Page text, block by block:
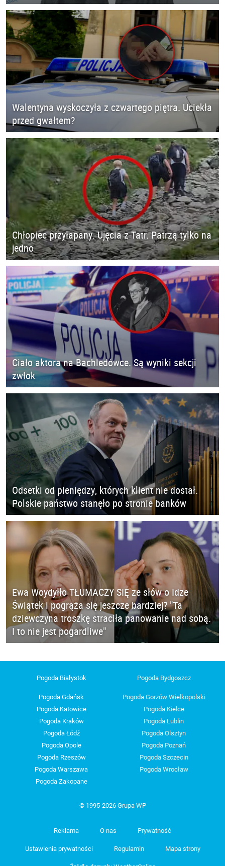
Walentyna wyskoczyła z czwartego piętra. Uciekła
przed gwałtem?
Chłopiec przyłapany. Ujęcia z Tatr. Patrzą tylko na
jedno
Ciało aktora na Bachledówce. Są wyniki sekcji
zwłok
Odsetki od pieniędzy, których klient nie dostał.
Polskie państwo stanęło po stronie banków
Ewa Woydyłło TŁUMACZY SIĘ ze słów o Idze
Świątek i pogrąża się jeszcze bardziej? "Ta
dziewczyna troszkę straciła panowanie nad sobą.
I to nie jest pogardliwe"
Pogoda Białystok Pogoda Bydgoszcz
Pogoda Gdańsk
Pogoda Gorzów Wielkopolski
Pogoda Katowice
Pogoda Kielce
Pogoda Kraków
Pogoda Lublin
Pogoda Łódź
Pogoda Olsztyn
Pogoda Opole
Pogoda Poznań
Pogoda Rzeszów
Pogoda Szczecin
Pogoda Warszawa
Pogoda Wrocław
Pogoda Zakopane
© 1995-2026 Grupa WP
Reklama O nas Prywatność
Ustawienia prywatności Regulamin Mapa strony